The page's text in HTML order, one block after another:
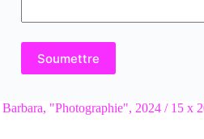
Soumettre